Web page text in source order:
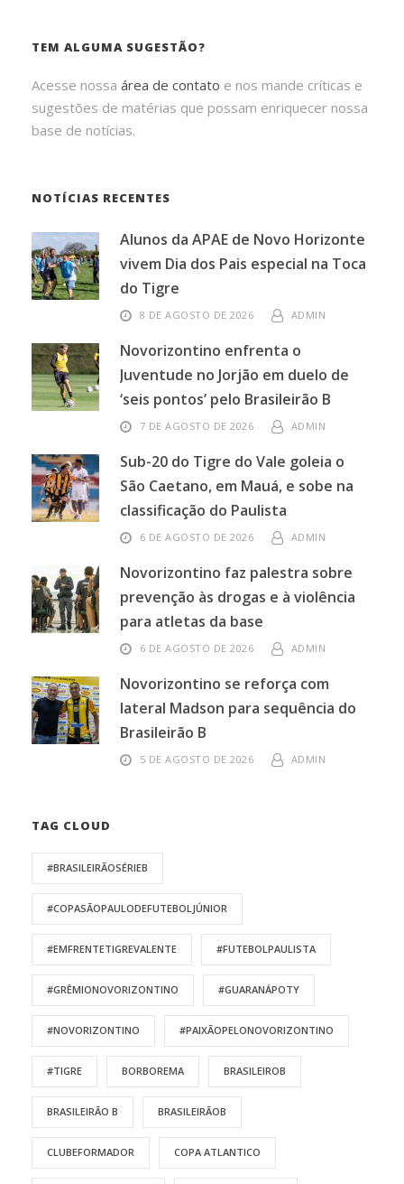
TEM ALGUMA SUGESTÃO?
Acesse nossa área de contato e nos mande críticas e
sugestões de matérias que possam enriquecer nossa
base de notícias.
NOTÍCIAS RECENTES
Alunos da APAE de Novo Horizonte
vivem Dia dos Pais especial na Toca
do Tigre
8 DE AGOSTO DE 2026 ADMIN
Novorizontino enfrenta o
Juventude no Jorjão em duelo de
‘seis pontos’ pelo Brasileirão B
7 DE AGOSTO DE 2026 ADMIN
Sub-20 do Tigre do Vale goleia o
São Caetano, em Mauá, e sobe na
classificação do Paulista
6 DE AGOSTO DE 2026 ADMIN
Novorizontino faz palestra sobre
prevenção às drogas e à violência
para atletas da base
6 DE AGOSTO DE 2026 ADMIN
Novorizontino se reforça com
lateral Madson para sequência do
Brasileirão B
5 DE AGOSTO DE 2026 ADMIN
TAG CLOUD
#BRASILEIRÃOSÉRIEB
#COPASÃOPAULODEFUTEBOLJÚNIOR
#EMFRENTETIGREVALENTE #FUTEBOLPAULISTA
#GRÊMIONOVORIZONTINO #GUARANÁPOTY
#NOVORIZONTINO #PAIXÃOPELONOVORIZONTINO
#TIGRE BORBOREMA BRASILEIROB
BRASILEIRÃO B BRASILEIRÃOB
CLUBEFORMADOR COPA ATLANTICO